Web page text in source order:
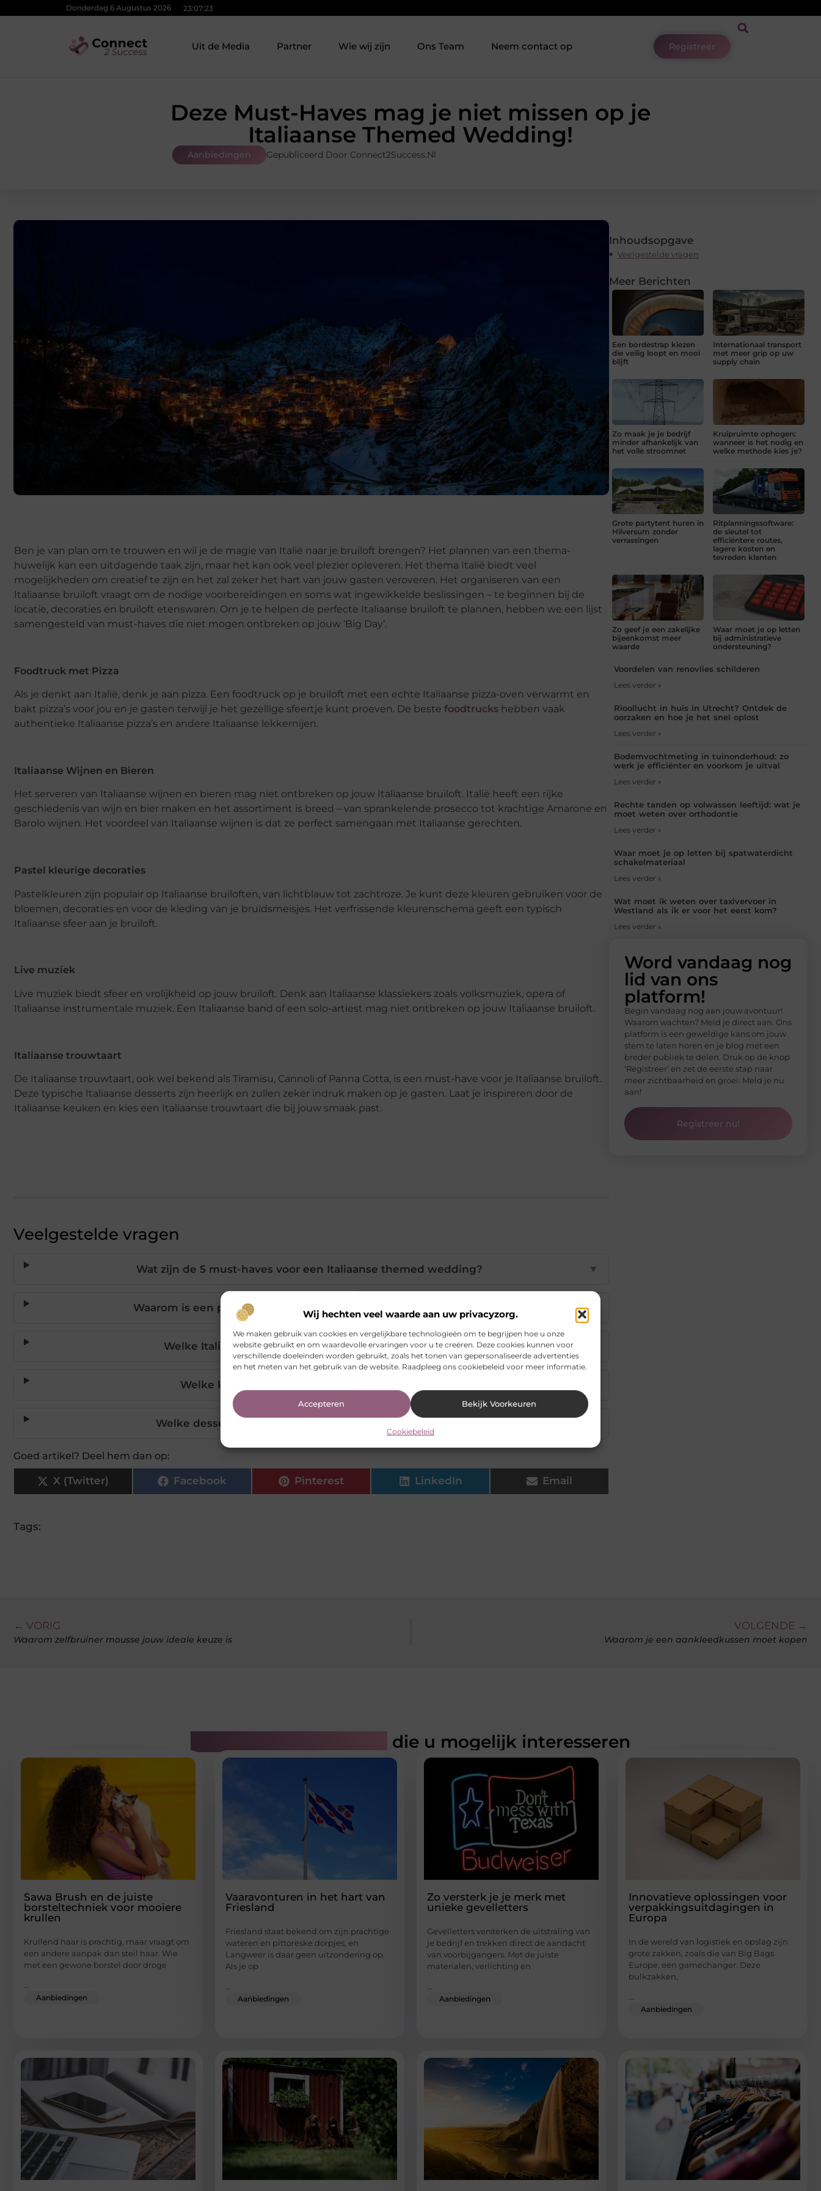
Wij hechten veel waarde aan uw privacyzorg.
We maken gebruik van cookies en vergelijkbare technologieën om te begrijpen hoe u onze
website gebruikt en om waardevolle ervaringen voor u te creëren. Deze cookies kunnen voor
verschillende doeleinden worden gebruikt, zoals het tonen van gepersonaliseerde advertenties
en het meten van het gebruik van de website. Raadpleeg ons cookiebeleid voor meer informatie.
Accepteren Bekijk Voorkeuren
Cookiebeleid
Donderdag 6 Augustus 2026 23:07:24
Uit de Media Partner Wie wij zijn Ons Team Neem contact op Registreer
Deze Must-Haves mag je niet missen op je
Italiaanse Themed Wedding!
Aanbiedingen Gepubliceerd Door Connect2Success.nl
Ben je van plan om te trouwen en wil je de magie van Italië naar je bruiloft brengen? Het plannen van een thema-
huwelijk kan een uitdagende taak zijn, maar het kan ook veel plezier opleveren. Het thema Italië biedt veel
mogelijkheden om creatief te zijn en het zal zeker het hart van jouw gasten veroveren. Het organiseren van een
Italiaanse bruiloft vraagt om de nodige voorbereidingen en soms wat ingewikkelde beslissingen – te beginnen bij de
locatie, decoraties en bruiloft etenswaren. Om je te helpen de perfecte Italiaanse bruiloft te plannen, hebben we een lijst
samengesteld van must-haves die niet mogen ontbreken op jouw ‘Big Day’.
Foodtruck met Pizza
Als je denkt aan Italië, denk je aan pizza. Een foodtruck op je bruiloft met een echte Italiaanse pizza-oven verwarmt en
bakt pizza’s voor jou en je gasten terwijl je het gezellige sfeertje kunt proeven. De beste foodtrucks hebben vaak
authentieke Italiaanse pizza’s en andere Italiaanse lekkernijen.
Italiaanse Wijnen en Bieren
Het serveren van Italiaanse wijnen en bieren mag niet ontbreken op jouw Italiaanse bruiloft. Italië heeft een rijke
geschiedenis van wijn en bier maken en het assortiment is breed – van sprankelende prosecco tot krachtige Amarone en
Barolo wijnen. Het voordeel van Italiaanse wijnen is dat ze perfect samengaan met Italiaanse gerechten.
Pastel kleurige decoraties
Pastelkleuren zijn populair op Italiaanse bruiloften, van lichtblauw tot zachtroze. Je kunt deze kleuren gebruiken voor de
bloemen, decoraties en voor de kleding van je bruidsmeisjes. Het verfrissende kleurenschema geeft een typisch
Italiaanse sfeer aan je bruiloft.
Live muziek
Live muziek biedt sfeer en vrolijkheid op jouw bruiloft. Denk aan Italiaanse klassiekers zoals volksmuziek, opera of
Italiaanse instrumentale muziek. Een Italiaanse band of een solo-artiest mag niet ontbreken op jouw Italiaanse bruiloft.
Italiaanse trouwtaart
De Italiaanse trouwtaart, ook wel bekend als Tiramisu, Cannoli of Panna Cotta, is een must-have voor je Italiaanse bruiloft.
Deze typische Italiaanse desserts zijn heerlijk en zullen zeker indruk maken op je gasten. Laat je inspireren door de
Italiaanse keuken en kies een Italiaanse trouwtaart die bij jouw smaak past.
Veelgestelde vragen
Wat zijn de 5 must-haves voor een Italiaanse themed wedding? ▼
Waarom is een pizza foodtruck een goed idee voor mijn bruiloft? ▼
Welke Italiaanse wijnen passen goed bij een bruiloft?
Welke kleuren horen bij een Italiaanse bruiloft?
Welke desserts zijn geschikt als Italiaanse bruiloftstaart?
Goed artikel? Deel hem dan op:
X (Twitter) Facebook Pinterest LinkedIn Email
Tags:
Inhoudsopgave
Veelgestelde vragen
Meer Berichten
Een bordestrap kiezen
die veilig loopt en mooi
blijft
Internationaal transport
met meer grip op uw
supply chain
Zo maak je je bedrijf
minder afhankelijk van
het volle stroomnet
Kruipruimte ophogen:
wanneer is het nodig en
welke methode kies je?
Grote partytent huren in
Hilversum zonder
verrassingen
Ritplanningssoftware:
de sleutel tot
efficiëntere routes,
lagere kosten en
tevreden klanten
Zo geef je een zakelijke
bijeenkomst meer
waarde
Waar moet je op letten
bij administratieve
ondersteuning?
Voordelen van renovlies schilderen
Lees verder »
Rioollucht in huis in Utrecht? Ontdek de
oorzaken en hoe je het snel oplost
Lees verder »
Bodemvochtmeting in tuinonderhoud: zo
werk je efficiënter en voorkom je uitval
Lees verder »
Rechte tanden op volwassen leeftijd: wat je
moet weten over orthodontie
Lees verder »
Waar moet je op letten bij spatwaterdicht
schakelmateriaal
Lees verder »
Wat moet ik weten over taxivervoer in
Westland als ik er voor het eerst kom?
Lees verder »
Word vandaag nog
lid van ons
platform!
Begin vandaag nog aan jouw avontuur!
Waarom wachten? Meld je direct aan. Ons
platform is een geweldige kans om jouw
stem te laten horen en je blog met een
breder publiek te delen. Druk op de knop
‘Registreer’ en zet de eerste stap naar
meer zichtbaarheid en groei. Meld je nu
aan!
Registreer nu!
← VORIG
Waarom zelfbruiner mousse jouw ideale keuze is
VOLGENDE →
Waarom je een aankleedkussen moet kopen
die u mogelijk interesseren
Sawa Brush en de juiste
borsteltechniek voor mooiere
krullen
Krullend haar is prachtig, maar vraagt om
een andere aanpak dan steil haar. Wie
met een gewone borstel door droge
...
Aanbiedingen
Vaaravonturen in het hart van
Friesland
Friesland staat bekend om zijn prachtige
wateren en pittoreske dorpjes, en
Langweer is daar geen uitzondering op.
Als je op
...
Aanbiedingen
Zo versterk je je merk met
unieke gevelletters
Gevelletters versterken de uitstraling van
je bedrijf en trekken direct de aandacht
van voorbijgangers. Met de juiste
materialen, verlichting en
...
Aanbiedingen
Innovatieve oplossingen voor
verpakkingsuitdagingen in
Europa
In de wereld van logistiek en opslag zijn
grote zakken, zoals die van Big Bags
Europe, een gamechanger. Deze
bulkzakken,
...
Aanbiedingen